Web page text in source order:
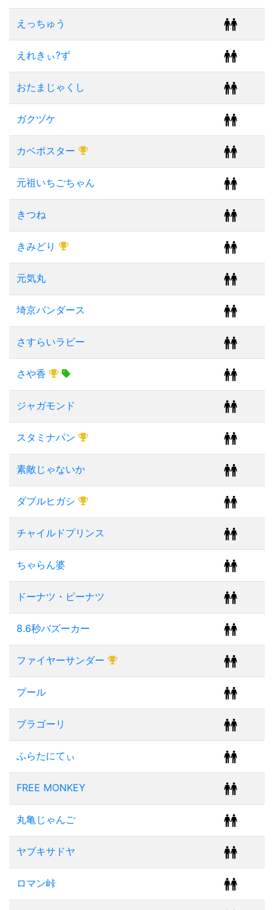
えっちゅう
えれきぃ?ず
おたまじゃくし
ガクヅケ
カベポスター
元祖いちごちゃん
きつね
きみどり
元気丸
埼京パンダース
さすらいラビー
さや香
ジャガモンド
スタミナパン
素敵じゃないか
ダブルヒガシ
チャイルドプリンス
ちゃらん婆
ドーナツ・ピーナツ
8.6秒バズーカー
ファイヤーサンダー
プール
ブラゴーリ
ふらたにてぃ
FREE MONKEY
丸亀じゃんご
ヤブキサドヤ
ロマン峠